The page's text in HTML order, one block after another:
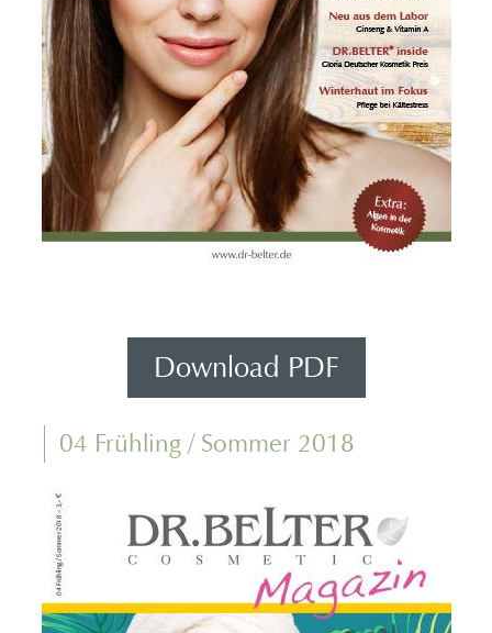
Download PDF
04 Frühling / Sommer 2018